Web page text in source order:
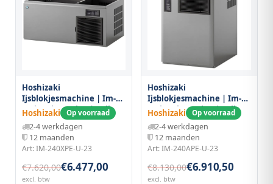
Hoshizaki
Ijsblokjesmachine | Im-
serie (ultracube) | Volle
Blokjes (17g) | 180kg/24u |
Zonder Bunker |
Luchtgekoeld |
Stapelbaar |
1084x700x500(h)mm
Hoshizaki Op voorraad
2-4 werkdagen
12 maanden
Art: IM-240XPE-U-23
€7.620,00€6.477,00
excl. btw
Hoshizaki
Ijsblokjesmachine | Im-
serie (ultracube) | Volle
Blokjes (17g) | 190kg/24u |
Zonder Bunker |
Luchtgekoeld |
560x700x880(h)mm
Hoshizaki Op voorraad
2-4 werkdagen
12 maanden
Art: IM-240APE-U-23
€8.130,00€6.910,50
excl. btw